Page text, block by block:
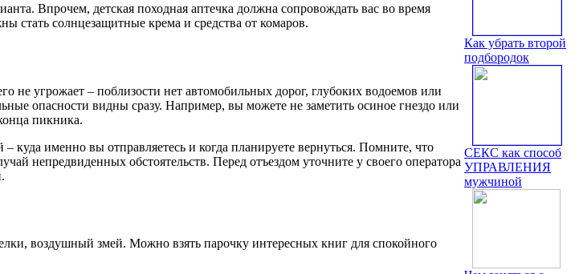
Впрочем, детская походная аптечка должна сопровождать вас во время
стать солнцезащитные крема и средства от комаров.
не угрожает – поблизости нет автомобильных дорог, глубоких водоемов или
опасности видны сразу. Например, вы можете не заметить осиное гнездо или
пикника.
куда именно вы отправляетесь и когда планируете вернуться. Помните, что
непредвиденных обстоятельств. Перед отъездом уточните у своего оператора
воздушный змей. Можно взять парочку интересных книг для спокойного
Как убрать второй
подбородок
СЕКС как способ
УПРАВЛЕНИЯ
мужчиной